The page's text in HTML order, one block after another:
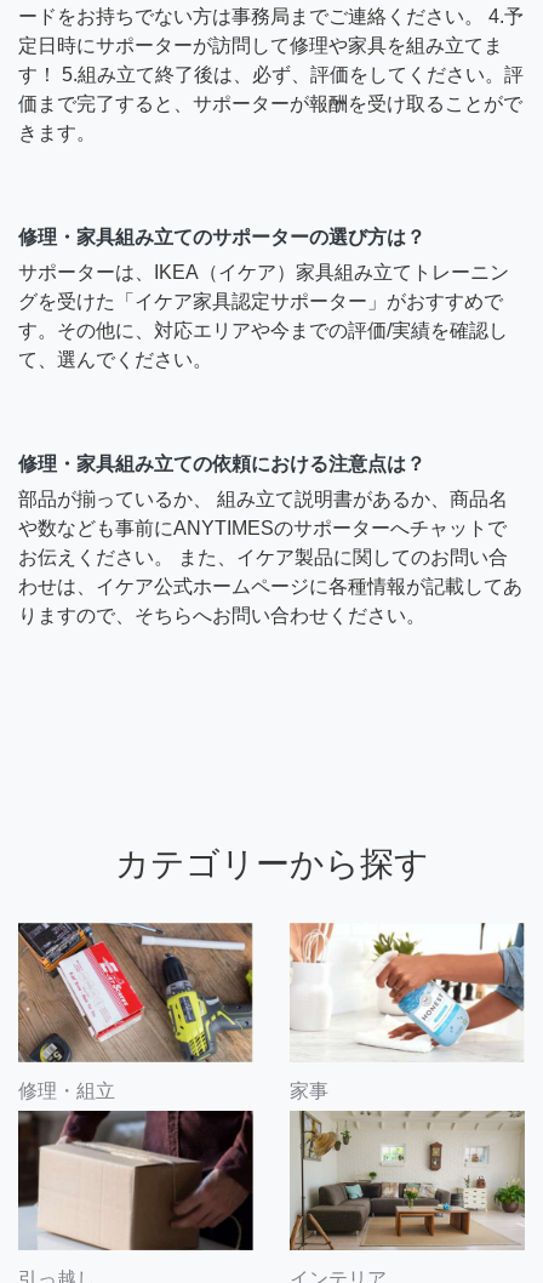
ードをお持ちでない方は事務局までご連絡ください。 4.予
定日時にサポーターが訪問して修理や家具を組み立てま
す！ 5.組み立て終了後は、必ず、評価をしてください。評
価まで完了すると、サポーターが報酬を受け取ることがで
きます。
修理・家具組み立てのサポーターの選び方は？
サポーターは、IKEA（イケア）家具組み立てトレーニン
グを受けた「イケア家具認定サポーター」がおすすめで
す。その他に、対応エリアや今までの評価/実績を確認し
て、選んでください。
修理・家具組み立ての依頼における注意点は？
部品が揃っているか、 組み立て説明書があるか、商品名
や数なども事前にANYTIMESのサポーターへチャットで
お伝えください。 また、イケア製品に関してのお問い合
わせは、イケア公式ホームページに各種情報が記載してあ
りますので、そちらへお問い合わせください。
カテゴリーから探す
修理・組立 家事
引っ越し インテリア